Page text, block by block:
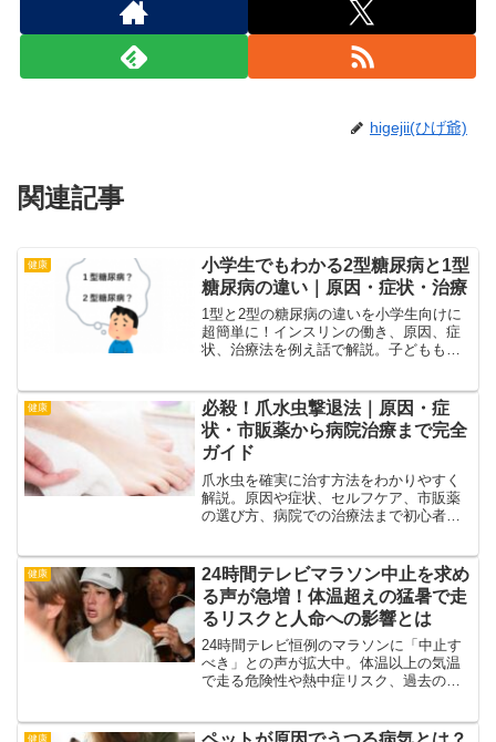
higejii(ひげ爺)
関連記事
健康
小学生でもわかる2型糖尿病と1型
糖尿病の違い｜原因・症状・治療
1型と2型の糖尿病の違いを小学生向けに
超簡単に！インスリンの働き、原因、症
状、治療法を例え話で解説。子どもも親
健康
必殺！爪水虫撃退法｜原因・症
状・市販薬から病院治療まで完全
ガイド
爪水虫を確実に治す方法をわかりやすく
解説。原因や症状、セルフケア、市販薬
の選び方、病院での治療法まで初心者で
健康
24時間テレビマラソン中止を求め
る声が急増！体温超えの猛暑で走
るリスクと人命への影響とは
24時間テレビ恒例のマラソンに「中止す
べき」との声が拡大中。体温以上の気温
で走る危険性や熱中症リスク、過去の事
かを探ります。
健康